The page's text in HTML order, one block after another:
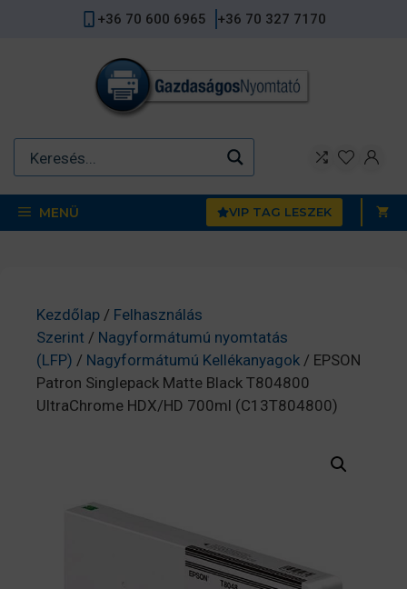
+36 70 600 6965 +36 70 327 7170
MENÜ VIP TAG LESZEK
Kezdőlap / Felhasználás
Szerint / Nagyformátumú nyomtatás
(LFP) / Nagyformátumú Kellékanyagok / EPSON
Patron Singlepack Matte Black T804800
UltraChrome HDX/HD 700ml (C13T804800)